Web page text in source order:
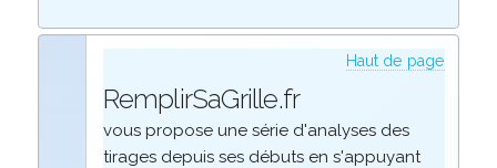
Haut de page
RemplirSaGrille.fr
vous propose une série d'analyses des
tirages depuis ses débuts en s'appuyant